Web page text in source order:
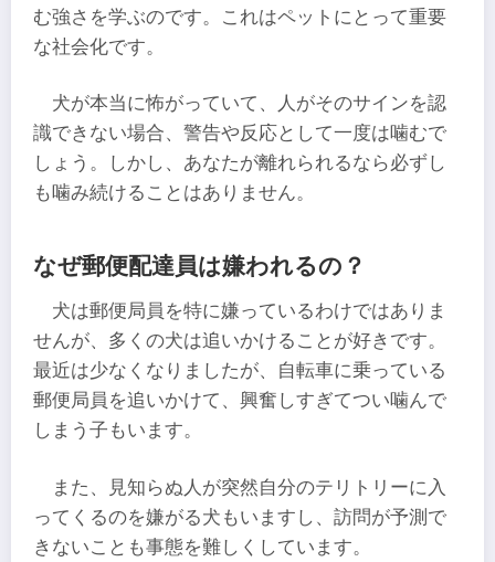
む強さを学ぶのです。これはペットにとって重要
な社会化です。
犬が本当に怖がっていて、人がそのサインを認
識できない場合、警告や反応として一度は噛むで
しょう。しかし、あなたが離れられるなら必ずし
も噛み続けることはありません。
なぜ郵便配達員は嫌われるの？
犬は郵便局員を特に嫌っているわけではありま
せんが、多くの犬は追いかけることが好きです。
最近は少なくなりましたが、自転車に乗っている
郵便局員を追いかけて、興奮しすぎてつい噛んで
しまう子もいます。
また、見知らぬ人が突然自分のテリトリーに入
ってくるのを嫌がる犬もいますし、訪問が予測で
きないことも事態を難しくしています。